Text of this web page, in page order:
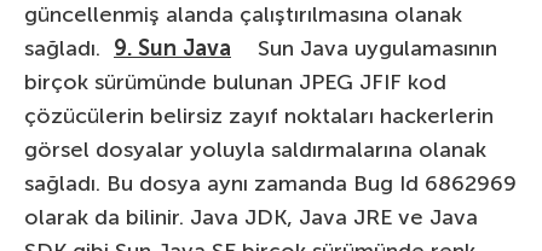
güncellenmiş alanda çalıştırılmasına olanak
sağladı. 9. Sun Java Sun Java uygulamasının
birçok sürümünde bulunan JPEG JFIF kod
çözücülerin belirsiz zayıf noktaları hackerlerin
görsel dosyalar yoluyla saldırmalarına olanak
sağladı. Bu dosya aynı zamanda Bug Id 6862969
olarak da bilinir. Java JDK, Java JRE ve Java